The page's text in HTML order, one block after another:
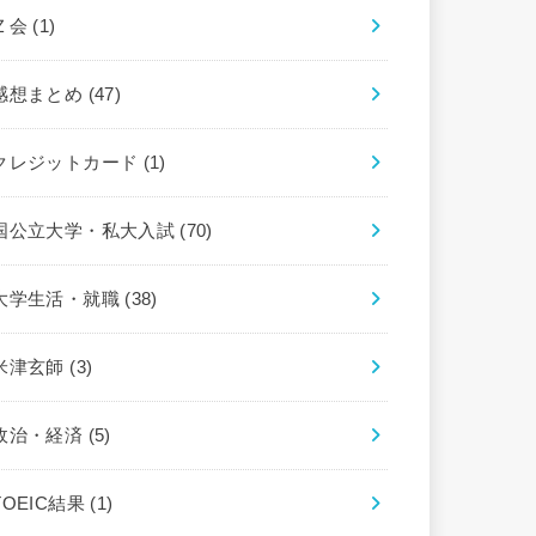
会 (1)
想まとめ (47)
レジットカード (1)
公立大学・私大入試 (70)
学生活・就職 (38)
津玄師 (3)
治・経済 (5)
結果 (1)